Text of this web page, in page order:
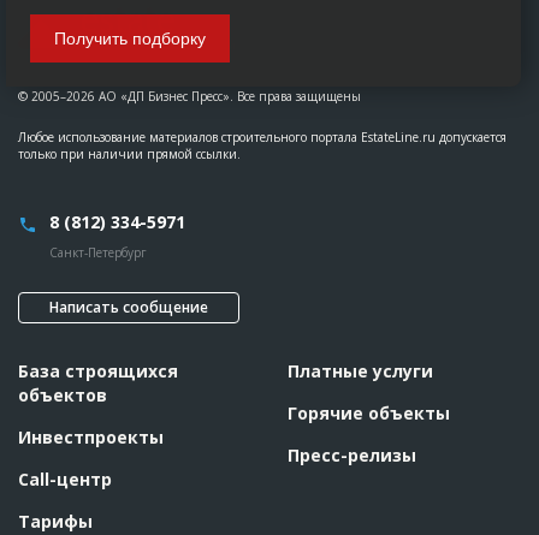
© 2005–2026 АО «ДП Бизнес Пресс». Все права защищены
Любое использование материалов строительного портала EstateLine.ru допускается
только при наличии прямой ссылки.
8 (812) 334-5971
Санкт-Петербург
Написать сообщение
База строящихся
объектов
Инвестпроекты
Call-центр
Тарифы
Платные услуги
Горячие объекты
Пресс-релизы
Получить подборку